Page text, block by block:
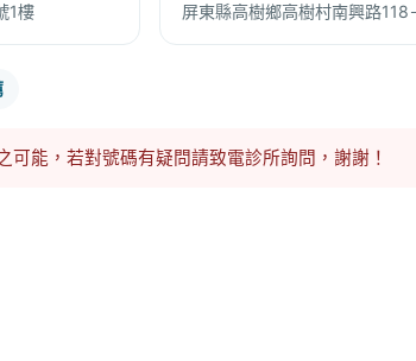
1樓 屏東縣高樹鄉高樹村南興路118
可能，若對號碼有疑問請致電診所詢問，謝謝！